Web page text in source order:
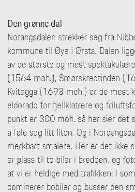
Den grønne dal
Norangsdalen strekker seg fra
kommune til Øye i Ørsta. Dalen
av de største og mest
(1564 moh.), Smørskredtinden
Kvitegga (1693 moh.) er de mest
eldorado for fjellklatrere og
punkt er 300 moh. så her sier det
å føle seg litt liten. Og i
merkbart smalere. Her er det ikke
er plass til to biler i bredden, og
at vi er heldige med trafikken: I
dominerer bobiler og busser den